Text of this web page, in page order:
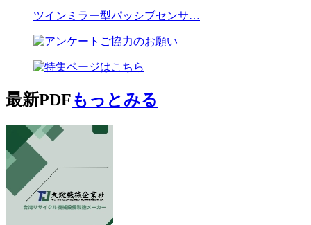
ツインミラー型パッシブセンサ…
最新PDFもっとみる